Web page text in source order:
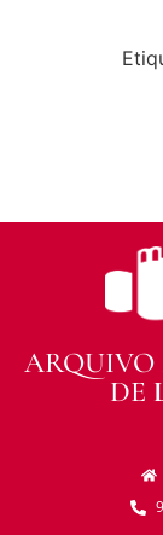
termos
DE